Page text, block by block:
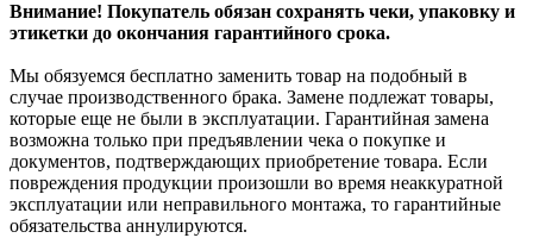
Внимание! Покупатель обязан сохранять чеки, упаковку и
этикетки до окончания гарантийного срока.
Мы обязуемся бесплатно заменить товар на подобный в
случае производственного брака. Замене подлежат товары,
которые еще не были в эксплуатации. Гарантийная замена
возможна только при предъявлении чека о покупке и
документов, подтверждающих приобретение товара. Если
повреждения продукции произошли во время неаккуратной
эксплуатации или неправильного монтажа, то гарантийные
обязательства аннулируются.